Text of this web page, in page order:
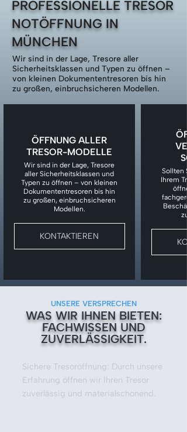
PROFESSIONELLE TRESOR
NOTÖFFNUNG IN
MÜNCHEN
Wir sind in der Lage, Tresore aller
Sicherheitsklassen und Typen zu öffnen –
von kleinen Dokumententresoren bis hin
zu großen, einbruchsicheren Modellen.
ÖFFNUNG ALLER
TRESOR-MODELLE
Wir sind in der Lage, Tresore
aller Sicherheitsklassen und
Typen zu öffnen – von kleinen
Dokumententresoren bis hin
zu großen, einbruchsicheren
Modellen.
KONTAKTIEREN
Sollten
Ihrem
UNSERE VERSPRECHEN
WAS WIR IHNEN BIETEN:
FACHWISSEN UND
ZUVERLÄSSIGKEIT.
Sichere Tresoröffnung: Durch unsere
Erfahrung öffnen wir Ihren Tresor
zuverlässig und materialschonend.